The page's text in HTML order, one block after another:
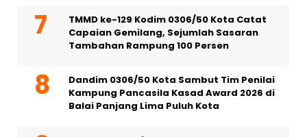
TMMD ke-129 Kodim 0306/50 Kota Catat
Capaian Gemilang, Sejumlah Sasaran
Tambahan Rampung 100 Persen
Dandim 0306/50 Kota Sambut Tim Penilai
Kampung Pancasila Kasad Award 2026 di
Balai Panjang Lima Puluh Kota